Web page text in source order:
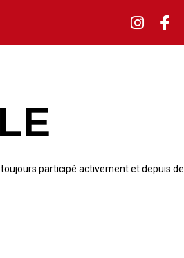
participé activement et depuis de